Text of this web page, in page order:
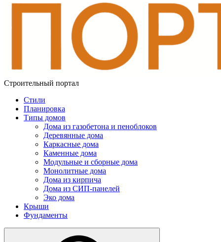
Строительный портал
Стили
Планировка
Типы домов
Дома из газобетона и пеноблоков
Деревянные дома
Каркасные дома
Каменные дома
Модульные и сборные дома
Монолитные дома
Дома из кирпича
Дома из СИП-панелей
Эко дома
Крыши
Фундаменты